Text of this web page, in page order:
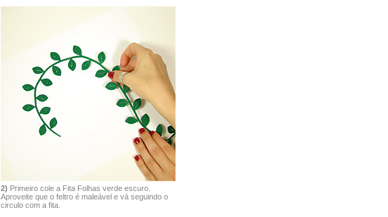
2) Primeiro cole a Fita Folhas verde escuro.
Aproveite que o feltro é maleável e vá seguindo o
circulo com a fita.